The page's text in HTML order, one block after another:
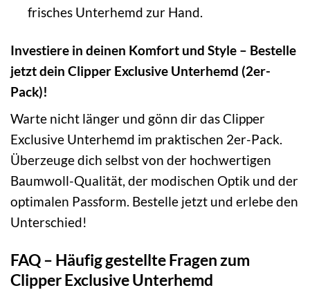
frisches Unterhemd zur Hand.
Investiere in deinen Komfort und Style – Bestelle
jetzt dein Clipper Exclusive Unterhemd (2er-
Pack)!
Warte nicht länger und gönn dir das Clipper
Exclusive Unterhemd im praktischen 2er-Pack.
Überzeuge dich selbst von der hochwertigen
Baumwoll-Qualität, der modischen Optik und der
optimalen Passform. Bestelle jetzt und erlebe den
Unterschied!
FAQ – Häufig gestellte Fragen zum
Clipper Exclusive Unterhemd